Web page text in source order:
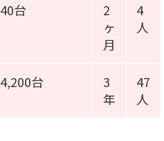
40台
2
ヶ
月
4
人
4,200台
3
年
47
人